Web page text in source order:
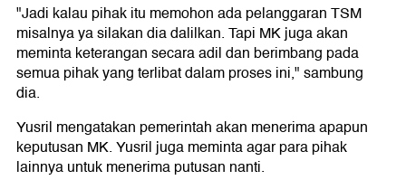
"Jadi kalau pihak itu memohon ada pelanggaran TSM
misalnya ya silakan dia dalilkan. Tapi MK juga akan
meminta keterangan secara adil dan berimbang pada
semua pihak yang terlibat dalam proses ini," sambung
dia.
Yusril mengatakan pemerintah akan menerima apapun
keputusan MK. Yusril juga meminta agar para pihak
lainnya untuk menerima putusan nanti.